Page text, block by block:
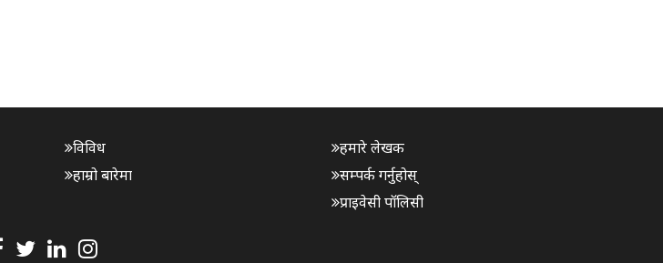
विविध
हाम्रो बारेमा
हमारे लेखक
सम्पर्क गर्नुहोस्
प्राइवेसी पॉलिसी